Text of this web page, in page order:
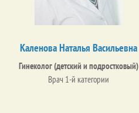
Каленова Наталья Васильевна
Гинеколог (детский и подростковый)
Врач 1-й категории